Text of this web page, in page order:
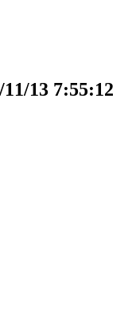
13 7:55:12